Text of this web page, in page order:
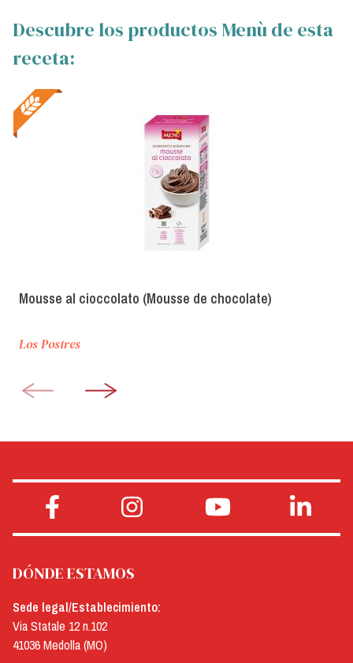
Descubre los productos Menù de esta
receta:
Mousse al cioccolato (Mousse de chocolate)
Los Postres
DÓNDE ESTAMOS
Sede legal/Establecimiento:
Via Statale 12 n.102
41036 Medolla (MO)